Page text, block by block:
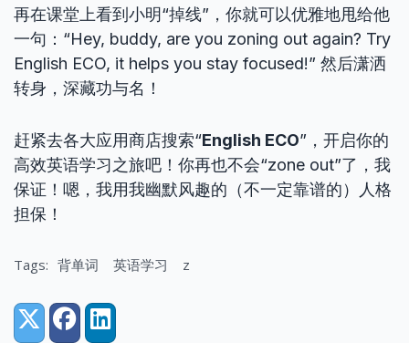
再在课堂上看到小明“掉线”，你就可以优雅地甩给他
一句：“Hey, buddy, are you zoning out again? Try
English ECO, it helps you stay focused!” 然后潇洒
转身，深藏功与名！
赶紧去各大应用商店搜索“English ECO”，开启你的
高效英语学习之旅吧！你再也不会“zone out”了，我
保证！嗯，我用我幽默风趣的（不一定靠谱的）人格
担保！
Tags: 背单词 英语学习 z
Share:
X (Twitter)
FacebookLinkedIn